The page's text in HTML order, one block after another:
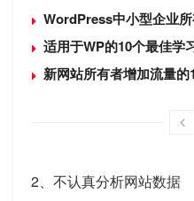
WordPress中小型企业
适用于WP的10个最佳学
新网站所有者增加流量
2、不认真分析网站数据